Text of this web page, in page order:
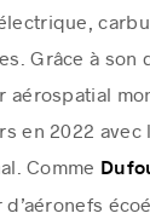
Grâce à son
aérospatial
en 2022 avec
Comme